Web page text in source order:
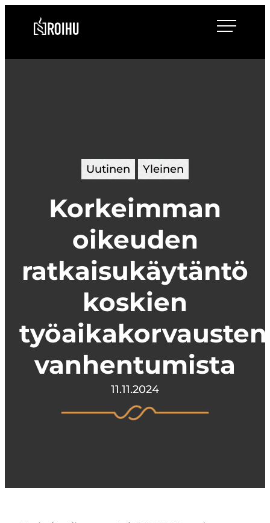
suoraanRoihulaw
Uutinen Yleinen
Korkeimman
oikeuden
ratkaisukäytäntö
koskien
työaikakorvausten
vanhentumista
11.11.2024